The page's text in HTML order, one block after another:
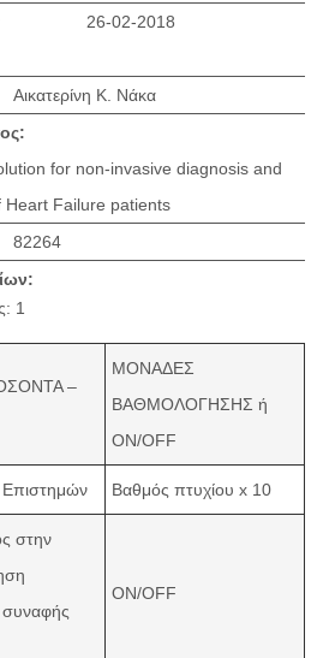
26-02-2018
Αικατερίνη Κ. Νάκα
for non-invasive diagnosis and
Failure patients
82264
: 1
–
ΜΟΝΑΔΕΣ
ΒΑΘΜΟΛΟΓΗΣΗΣ ή
ON/OFF
Επιστημών Βαθμός πτυχίου x 10
στην
συναφής
ON/OFF